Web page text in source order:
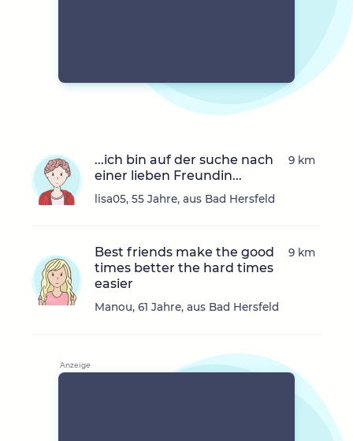
...ich bin auf der suche nach
einer lieben Freundin...
lisa05, 55 Jahre, aus Bad Hersfeld
9 km
Best friends make the good
times better the hard times
easier
Manou, 61 Jahre, aus Bad Hersfeld
9 km